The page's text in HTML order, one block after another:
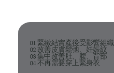
01 緊緻結實產後受影響組織
02 改善皮膚鬆弛、妊娠紋
03 集中改善肚、腹、背部
04 不再需要穿上緊身衣